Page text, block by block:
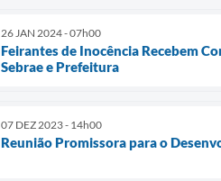
26 JAN 2024 - 07h00
Feirantes de Inocência Recebem
Sebrae e Prefeitura
07 DEZ 2023 - 14h00
Reunião Promissora para o